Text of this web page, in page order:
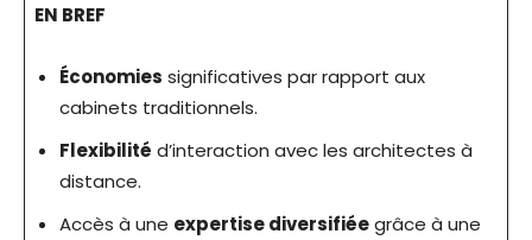
EN BREF
Économies significatives par rapport aux
cabinets traditionnels.
Flexibilité d’interaction avec les architectes à
distance.
Accès à une expertise diversifiéegrâce à une